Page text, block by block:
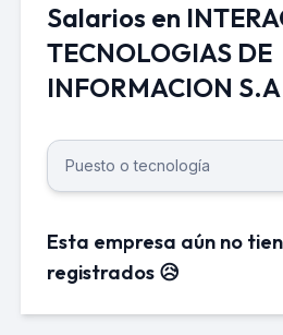
Salarios en
TECNOLOGIAS DE
INFORMACION S.A
Esta empresa aún no
registrados 😥